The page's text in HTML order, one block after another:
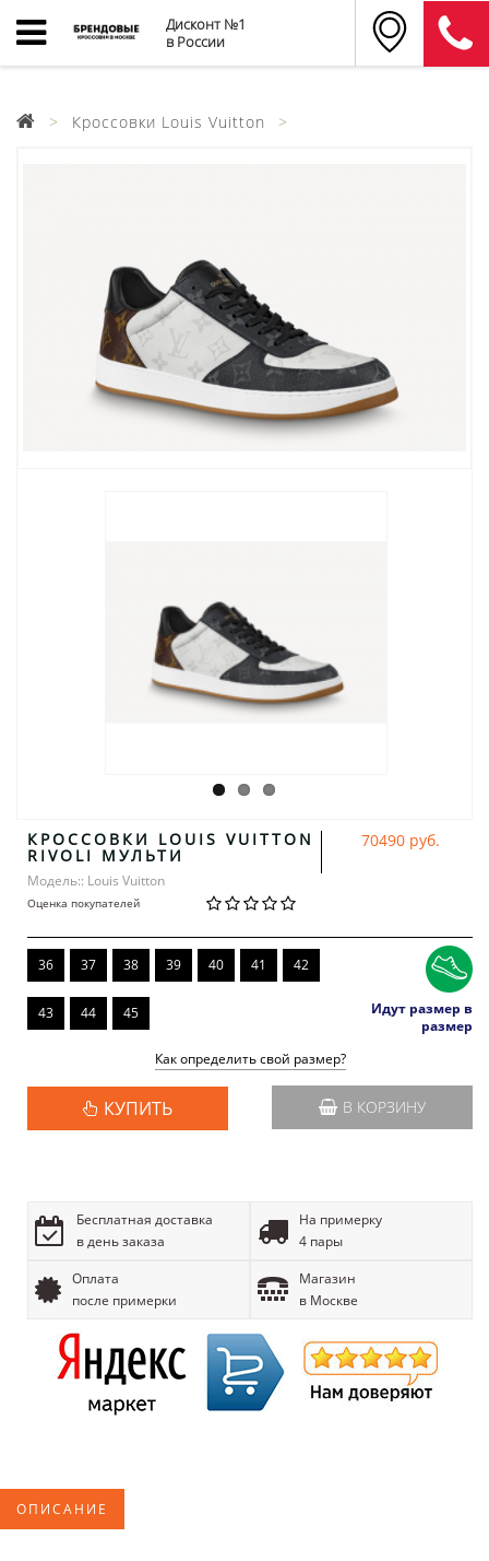
Дисконт №1
в России
Кроссовки Louis Vuitton
КРОССОВКИ LOUIS VUITTON
RIVOLI МУЛЬТИ
Модель:: Louis Vuitton
Оценка покупателей
70490 руб.
36 37 38 39 40 41 42
43 44 45
Идут размер в
размер
Как определить свой размер?
КУПИТЬ В КОРЗИНУ
Бесплатная доставка
в день заказа
На примерку
4 пары
Оплата
после примерки
Магазин
в Москве
ОПИСАНИЕ